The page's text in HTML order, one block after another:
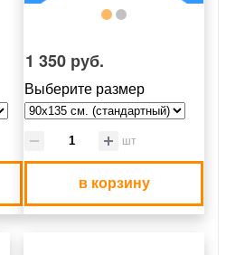
1 350 руб.
Выберите размер
шт
в корзину